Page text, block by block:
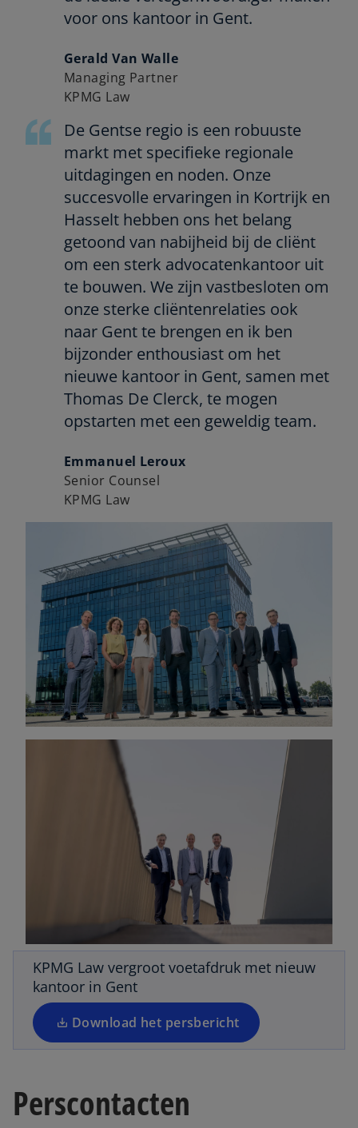
voor ons kantoor in Gent.
Gerald Van Walle
Managing Partner
KPMG Law
De Gentse regio is een robuuste
markt met specifieke regionale
uitdagingen en noden. Onze
succesvolle ervaringen in Kortrijk en
Hasselt hebben ons het belang
getoond van nabijheid bij de cliënt
om een sterk advocatenkantoor uit
te bouwen. We zijn vastbesloten om
onze sterke cliëntenrelaties ook
naar Gent te brengen en ik ben
bijzonder enthousiast om het
nieuwe kantoor in Gent, samen met
Thomas De Clerck, te mogen
opstarten met een geweldig team.
Emmanuel Leroux
Senior Counsel
KPMG Law
KPMG Law vergroot voetafdruk met nieuw
kantoor in Gent
Download het persbericht
o
e
n
s
n
a
n
t
a
Perscontacten